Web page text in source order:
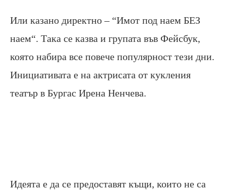
Или казано директно – “Имот под наем БЕЗ
наем“. Така се казва и групата във Фейсбук,
която набира все повече популярност тези дни.
Инициативата е на актрисата от кукления
театър в Бургас Ирена Ненчева.
Идеята е да се предоставят къщи, които не са